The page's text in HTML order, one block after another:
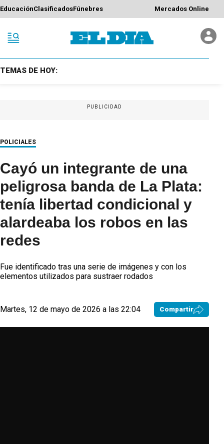
EducaciónClasificadosFúnebres Mercados Online
TEMAS DE HOY:
PUBLICIDAD
POLICIALES
Cayó un integrante de una
peligrosa banda de La Plata:
tenía libertad condicional y
alardeaba los robos en las
redes
Fue identificado tras una serie de imágenes y con los
elementos utilizados para sustraer rodados
Martes, 12 de mayo de 2026 a las 22:04 Compartir